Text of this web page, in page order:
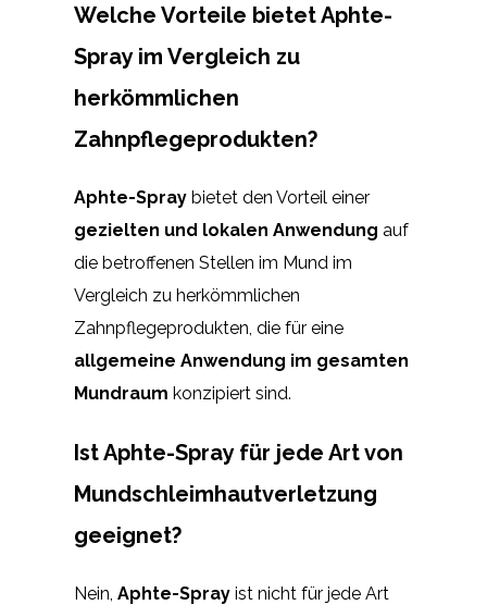
Welche Vorteile bietet Aphte-
Spray im Vergleich zu
herkömmlichen
Zahnpflegeprodukten?
Aphte-Spray bietet den Vorteil einer
gezielten und lokalen Anwendung auf
die betroffenen Stellen im Mund im
Vergleich zu herkömmlichen
Zahnpflegeprodukten, die für eine
allgemeine Anwendung im gesamten
Mundraum konzipiert sind.
Ist Aphte-Spray für jede Art von
Mundschleimhautverletzung
geeignet?
Nein, Aphte-Spray ist nicht für jede Art